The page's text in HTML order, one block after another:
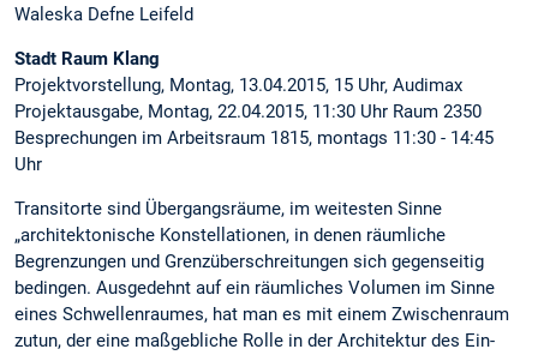
Waleska Defne Leifeld
Stadt Raum Klang
Projektvorstellung, Montag, 13.04.2015, 15 Uhr, Audimax
Projektausgabe, Montag, 22.04.2015, 11:30 Uhr Raum 2350
Besprechungen im Arbeitsraum 1815, montags 11:30 - 14:45
Uhr
Transitorte sind Übergangsräume, im weitesten Sinne
„architektonische Konstellationen, in denen räumliche
Begrenzungen und Grenzüberschreitungen sich gegenseitig
bedingen. Ausgedehnt auf ein räumliches Volumen im Sinne
eines Schwellenraumes, hat man es mit einem Zwischenraum
zutun, der eine maßgebliche Rolle in der Architektur des Ein-